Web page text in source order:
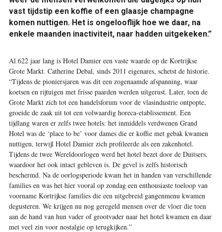
vast tijdstip een koffie of een glaasje champagne
komen nuttigen. Het is ongelooflijk hoe we daar, na
enkele maanden inactiviteit, naar hadden uitgekeken.”
Al 622 jaar lang is Hotel Damier een vaste waarde op de Kortrijkse
Grote Markt. Catherine Debal, sinds 2011 eigenares, schetst de historie.
“Tijdens de pioniersjaren was dit een zogenaamde afspanning, waar
koetsen en rijtuigen met frisse paarden werden uitgerust. Later, toen de
Grote Markt zich tot een handelsforum voor de vlasindustrie ontpopte,
groeide de zaak uit tot een volwaardig horeca-etablissement. Een
tijdlang waren er zelfs twee hotels: het inmiddels verdwenen Grand
Hotel was de ‘place to be’ voor dames die er koffie met gebak kwamen
nuttigen, terwijl Hotel Damier zich profileerde als een zakenhotel.
Tijdens de twee Wereldoorlogen werd het hotel bezet door de Duitsers,
waardoor het ook intact gebleven is. De gevel is zelfs historisch
beschermd. Na de oorlogsperiode kwam het in handen van verschillende
families en was het hier vooral op zondag een enthousiaste toeloop van
voorname Kortrijkse families die een uitgebreid gangenmenu kwamen
degusteren. We krijgen nu nog geregeld mensen over de vloer die toen
aan de hand van hun vader of grootvader naar het hotel kwamen en daar
met veel zin voor nostalgie op terugkijken.”